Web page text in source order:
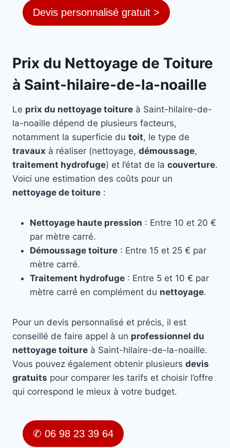
Devis personnalisé gratuit >
Prix du Nettoyage de Toiture
à Saint-hilaire-de-la-noaille
Le prix du nettoyage toiture à Saint-hilaire-de-
la-noaille dépend de plusieurs facteurs,
notamment la superficie du toit, le type de
travaux à réaliser (nettoyage, démoussage,
traitement hydrofuge) et l’état de la couverture.
Voici une estimation des coûts pour un
nettoyage de toiture :
Nettoyage haute pression : Entre 10 et 20 €
par mètre carré.
Démoussage toiture : Entre 15 et 25 € par
mètre carré.
Traitement hydrofuge : Entre 5 et 10 € par
mètre carré en complément du nettoyage.
Pour un devis personnalisé et précis, il est
conseillé de faire appel à un professionnel du
nettoyage toiture à Saint-hilaire-de-la-noaille.
Vous pouvez également obtenir plusieurs devis
gratuits pour comparer les tarifs et choisir l’offre
qui correspond le mieux à votre budget.
✆ 06 98 23 39 64